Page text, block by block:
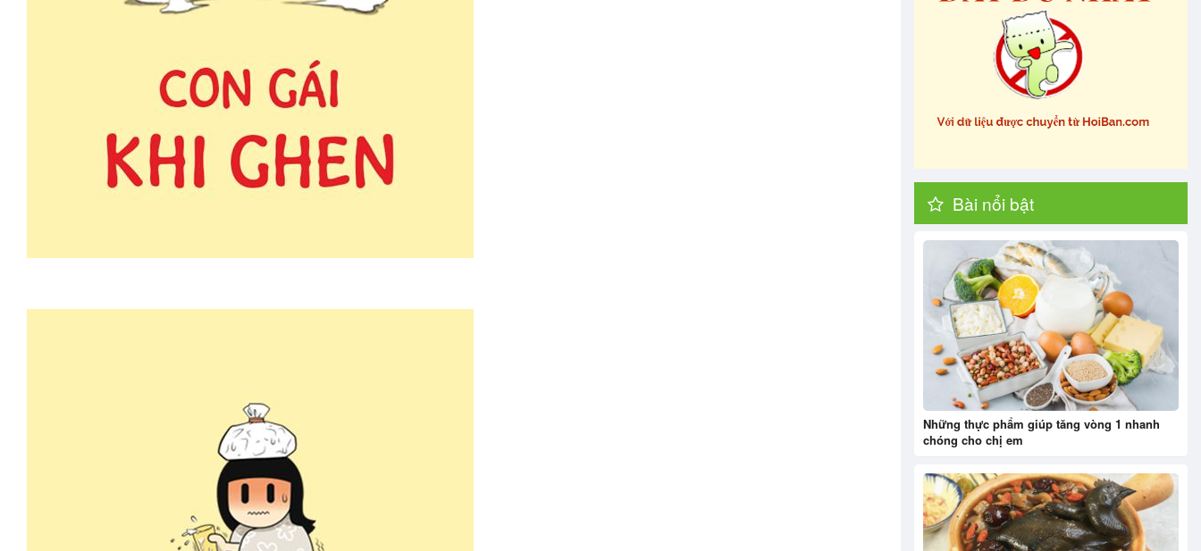
Bài nổi bật
Những thực phẩm giúp tăng vòng 1 nhanh
chóng cho chị em